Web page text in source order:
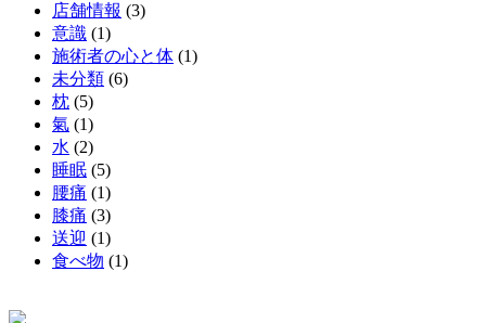
店舗情報 (3)
意識 (1)
施術者の心と体 (1)
未分類 (6)
枕 (5)
氣 (1)
水 (2)
睡眠 (5)
腰痛 (1)
膝痛 (3)
送迎 (1)
食べ物 (1)